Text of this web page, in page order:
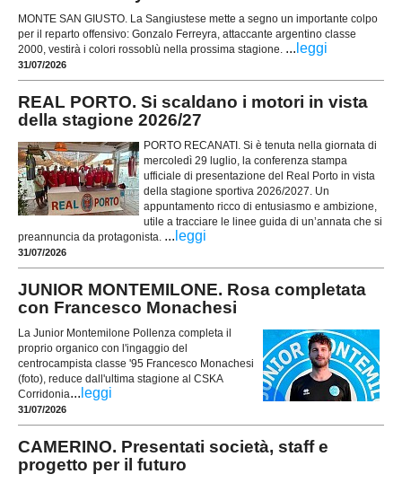
MONTE SAN GIUSTO. La Sangiustese mette a segno un importante colpo
per il reparto offensivo: Gonzalo Ferreyra, attaccante argentino classe
2000, vestirà i colori rossoblù nella prossima stagione. ... leggi
31/07/2026
REAL PORTO. Si scaldano i motori in vista
della stagione 2026/27
PORTO RECANATI. Si è tenuta nella giornata di
mercoledì 29 luglio, la conferenza stampa
ufficiale di presentazione del Real Porto in vista
della stagione sportiva 2026/2027. Un
appuntamento ricco di entusiasmo e ambizione,
utile a tracciare le linee guida di un’annata che si
preannuncia da protagonista. ... leggi
31/07/2026
JUNIOR MONTEMILONE. Rosa completata
con Francesco Monachesi
La Junior Montemilone Pollenza completa il
proprio organico con l'ingaggio del
centrocampista classe '95 Francesco Monachesi
(foto), reduce dall'ultima stagione al CSKA
Corridonia... leggi
31/07/2026
CAMERINO. Presentati società, staff e
progetto per il futuro